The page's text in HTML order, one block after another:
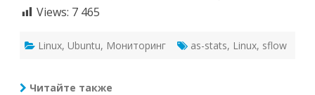
Views: 7 465
Linux, Ubuntu, Мониторинг as-stats, Linux, sflow
Читайте также